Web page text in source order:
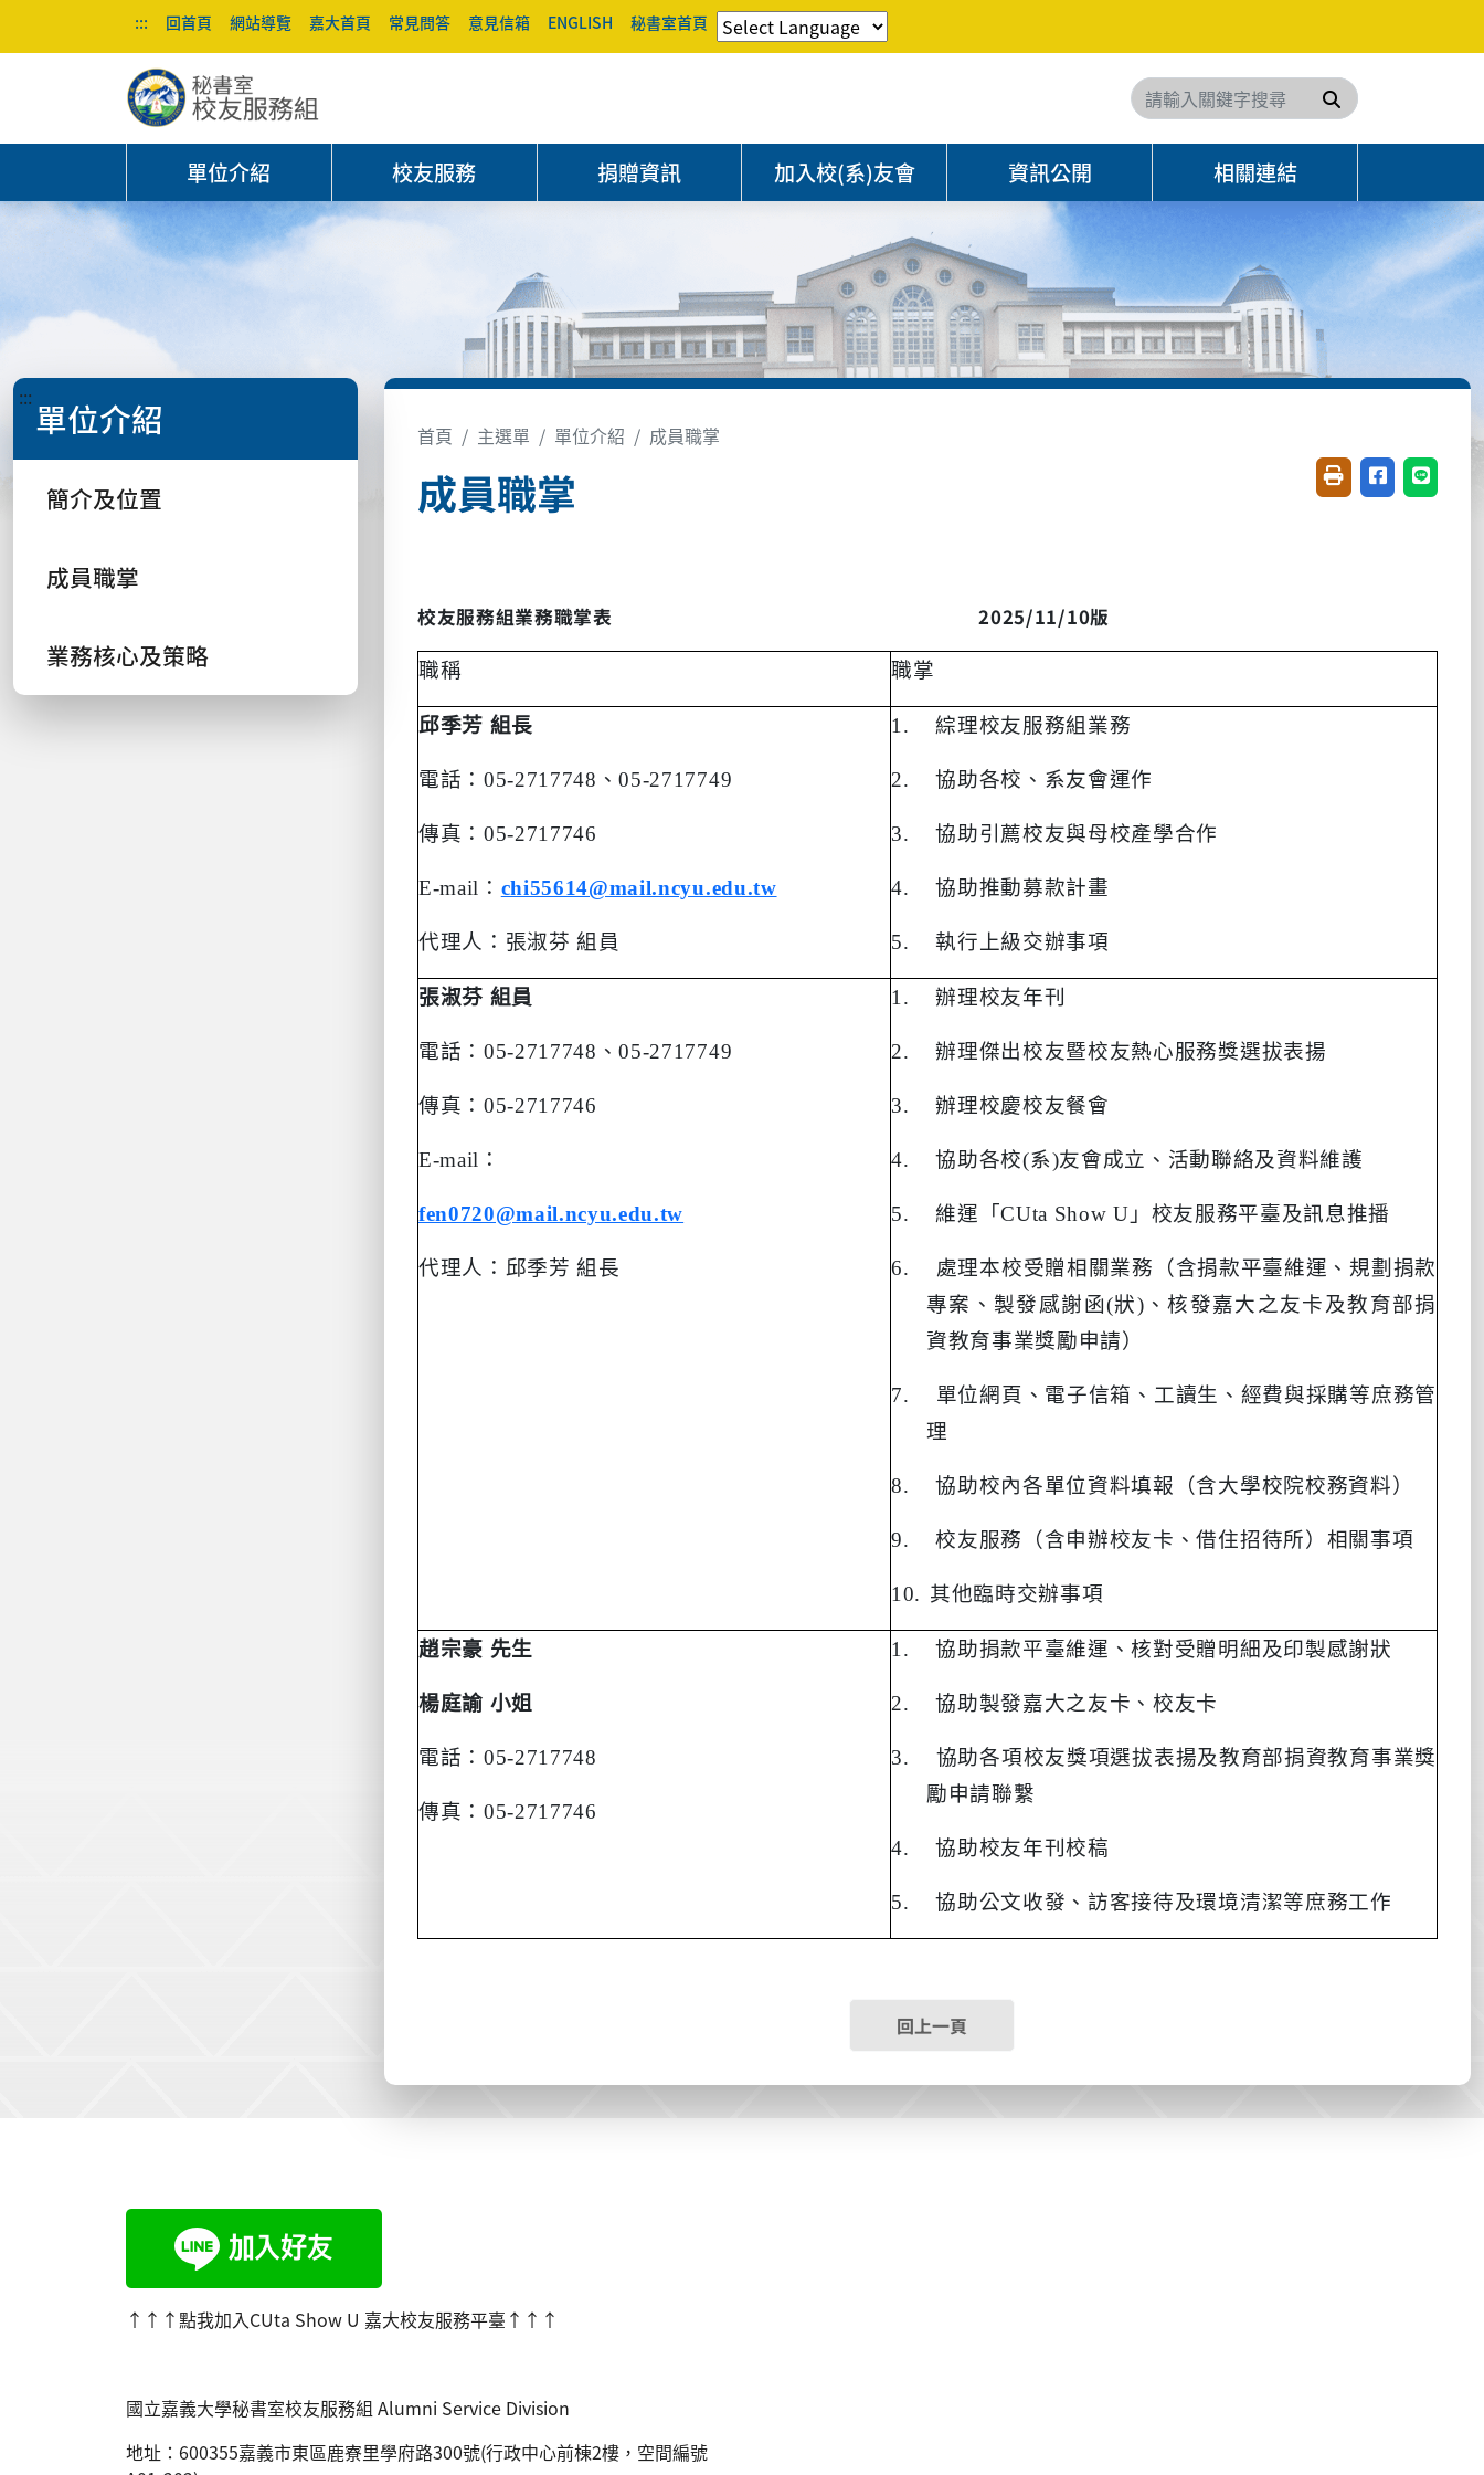
::: 回首頁 網站導覽 嘉大首頁 常見問答 意見信箱 ENGLISH 秘書室首頁
搜尋
單位介紹 校友服務 捐贈資訊 加入校(系)友會 資訊公開 相關連結
::: 單位介紹
簡介及位置
成員職掌
業務核心及策略
首頁 主選單 單位介紹 成員職掌
成員職掌 友善列印(開新視窗)
分享至臉書(
分享至
校友服務組業務職掌表 2025/11/10版
職稱 職掌
邱季芳 組長
電話：05-2717748 、05-2717749
傳真：05-2717746
E-mail ： chi55614@mail.ncyu.edu.tw
代理人：張淑芬 組員
1. 綜理校友服務組業務
2. 協助各校、系友會運作
3. 協助引薦校友與母校產學合作
4. 協助推動募款計畫
5. 執行上級交辦事項
張淑芬 組員
電話：05-2717748 、05-2717749
傳真：05-2717746
E-mail ：
fen0720@mail.ncyu.edu.tw
代理人：邱季芳 組長
1. 辦理校友年刊
2. 辦理傑出校友暨校友熱心服務獎選拔表揚
3. 辦理校慶校友餐會
4. 協助各校(系)友會成立、活動聯絡及資料維護
5. 維運「CUta Show U 」校友服務平臺及訊息推播
6.
處理本校受贈相關業務（含捐款平臺維運、規劃捐款
專案、製發感謝函(狀) 、核發嘉大之友卡及教育部捐
資教育事業獎勵申請）
7.
單位網頁、電子信箱、工讀生、經費與採購等庶務管
理
8. 協助校內各單位資料填報（含大學校院校務資料）
9. 校友服務（含申辦校友卡、借住招待所）相關事項
10. 其他臨時交辦事項
趙宗豪 先生
楊庭諭 小姐
電話：05-2717748
傳真：05-2717746
1. 協助捐款平臺維運、核對受贈明細及印製感謝狀
2. 協助製發嘉大之友卡、校友卡
3.
協助各項校友獎項選拔表揚及教育部捐資教育事業獎
勵申請聯繫
4. 協助校友年刊校稿
5. 協助公文收發、訪客接待及環境清潔等庶務工作
回上一頁
↑↑↑點我加入CUta Show U 嘉大校友服務平臺 ↑↑↑
國立嘉義大學秘書室校友服務組 Alumni Service Division
地址： 600355嘉義市東區鹿寮里學府路300號(行政中心前棟2樓，空間編號